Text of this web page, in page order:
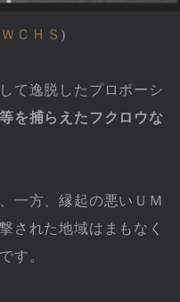
ＷＣＨＳ)
て逸脱したプロポーシ
を捕らえたフクロウな
一方、縁起の悪いＵＭ
された地域はまもなく
す。